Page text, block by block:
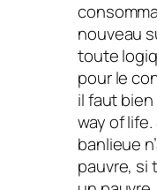
nouveau
toute
pour le
il faut
way of
banlieue
pauvre, si